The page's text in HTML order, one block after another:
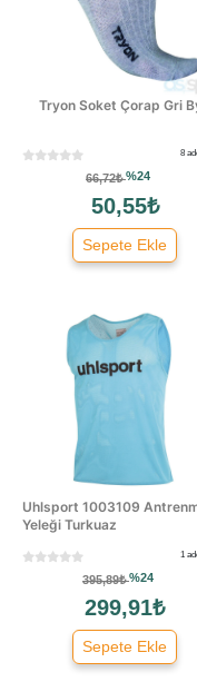
Tryon Soket Çorap Gri
8
66,72₺%24
50,55₺
Sepete Ekle
Uhlsport 1003109
Yeleği Turkuaz
1
395,89₺%24
299,91₺
Sepete Ekle